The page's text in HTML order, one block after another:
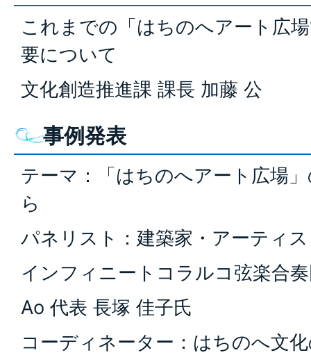
これまでの「はちのへアート広
要について
文化創造推進課 課長 加藤 公
事例発表
テーマ：「はちのへアート広場
ら
パネリスト：建築家・アーティ
インフィニートコラルコ弦楽合
Ao 代表 長塚 佳子氏
コーディネーター：はちのへ文